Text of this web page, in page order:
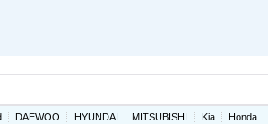
DAEWOO HYUNDAI MITSUBISHI Kia
Honda